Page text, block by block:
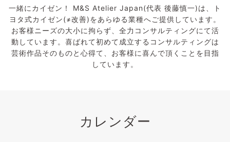
一緒にカイゼン！ M&S Atelier Japan(代表 後藤慎一)は、ト
ヨタ式カイゼン(≠改善)をあらゆる業種へご提供しています。
お客様ニーズの大小に拘らず、全力コンサルティングにて活
動しています。喜ばれて初めて成立するコンサルティングは
芸術作品そのものと心得て、お客様に喜んで頂くことを目指
しています。
カレンダー